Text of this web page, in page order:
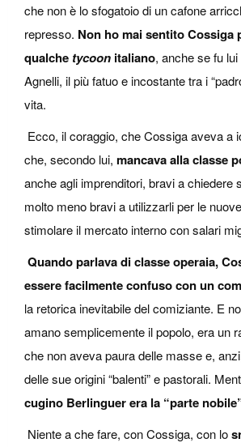
che non è lo sfogatoio di un cafone
represso. Non ho mai sentito Cossiga
qualche tycoon italiano, anche se fu
Agnelli, il più fatuo e incostante tra i
vita.
Ecco, il coraggio, che Cossiga aveva a
che, secondo lui, mancava alla classe
anche agli imprenditori, bravi a chiedere
molto meno bravi a utilizzarli per le
stimolare il mercato interno con salari
Quando parlava di classe operaia,
essere facilmente confuso con un
la retorica inevitabile del comiziante. E
amano semplicemente il popolo, era un
che non aveva paura delle masse e,
delle sue origini “balenti” e pastorali.
cugino Berlinguer era la “parte
Niente a che fare, con Cossiga, con lo